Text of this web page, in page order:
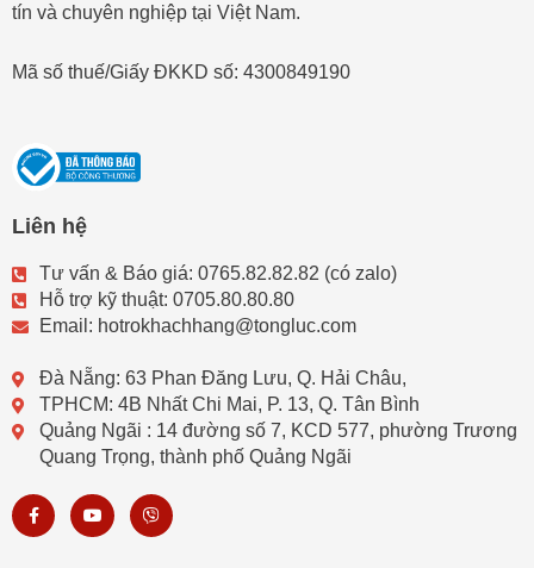
tín và chuyên nghiệp tại Việt Nam.
Mã số thuế/Giấy ĐKKD số: 4300849190
Liên hệ
Tư vấn & Báo giá: 0765.82.82.82 (có zalo)
Hỗ trợ kỹ thuật: 0705.80.80.80
Email: hotrokhachhang@tongluc.com
Đà Nẵng: 63 Phan Đăng Lưu, Q. Hải Châu,
TPHCM: 4B Nhất Chi Mai, P. 13, Q. Tân Bình
Quảng Ngãi : 14 đường số 7, KCD 577, phường Trương
Quang Trọng, thành phố Quảng Ngãi
F
a
c
Y
o
u
V
i
b